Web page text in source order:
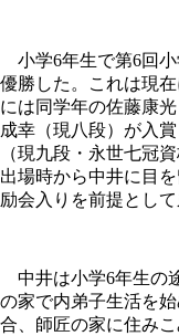
小学6年生で第6回
優勝した。これは現
には同学年の佐藤康
成幸（現八段）が入
（現九段・永世七冠
出場時から中井に目
励会入りを前提として
中井は小学6年生の
の家で内弟子生活を
合、師匠の家に住み